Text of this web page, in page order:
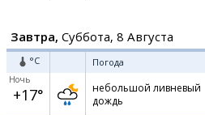
Завтра, Суббота, 8 Августа
°C Погода
Ночь
+17°
небольшой ливневый
дождь